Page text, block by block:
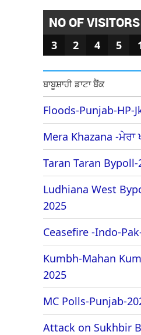
NO OF VISITORS
3 2 4 5
ਬਾਬੂਸ਼ਾਹੀ ਡਾਟਾ ਬੈਂਕ
Floods-Punjab-HP-
Mera Khazana -ਮੇਰਾ
Taran Taran Bypoll-
Ludhiana West
2025
Ceasefire -Indo-
Kumbh-Mahan
2025
MC Polls-Punjab-
Attack on Sukhbir